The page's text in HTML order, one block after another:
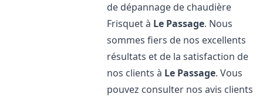
de dépannage de chaudière
Frisquet à Le Passage. Nous
sommes fiers de nos excellents
résultats et de la satisfaction de
nos clients à Le Passage. Vous
pouvez consulter nos avis clients